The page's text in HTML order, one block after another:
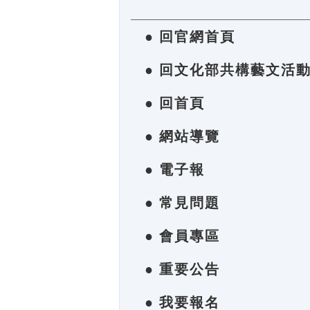
● 回官網首頁
● 回文化部共構藝文活
● 回首頁
● 網站導覽
● 電子報
● 常見問題
● 會員專區
● 重要公告
● 我要報名